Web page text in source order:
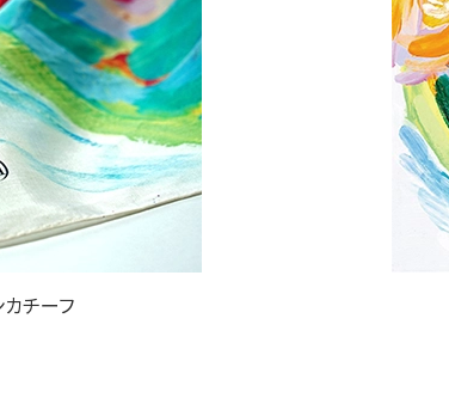
チーフ